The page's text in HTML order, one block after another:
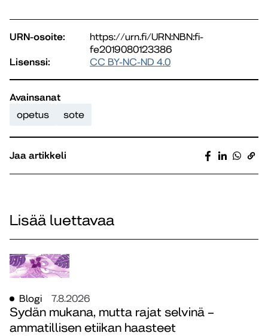
URN-osoite:
https://urn.fi/URN:NBN:fi-
fe2019080123386
Lisenssi:
CC BY-NC-ND 4.0
Avainsanat
opetus
sote
Jaa artikkeli
Lisää luettavaa
Blogi 7.8.2026
Sydän mukana, mutta rajat selvinä –
ammatillisen etiikan haasteet